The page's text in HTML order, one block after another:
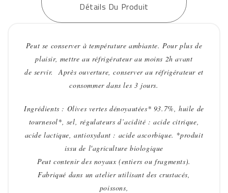
Détails Du Produit
Peut se conserver à température ambiante. Pour plus de
plaisir, mettre au réfrigérateur au moins 2h avant
de servir.Après ouverture, conserver au réfrigérateur et
consommer dans les 3 jours.
Ingrédients : Olives vertes dénoyautées* 93.7%, huile de
tournesol*, sel, régulateurs d’acidité : acide citrique,
acide lactique, antioxydant : acide ascorbique. *produit
issu de l'agriculture biologique
Peut contenir des noyaux (entiers ou fragments).
Fabriqué dans un atelier utilisant des crustacés,
poissons,